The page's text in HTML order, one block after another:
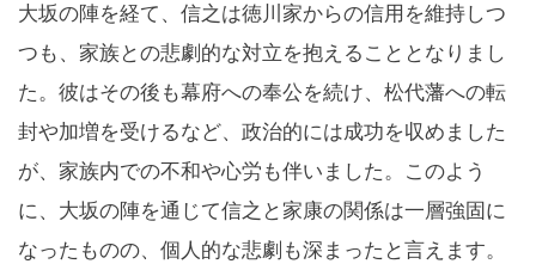
大坂の陣を経て、信之は徳川家からの信用を維持しつ
つも、家族との悲劇的な対立を抱えることとなりまし
た。彼はその後も幕府への奉公を続け、松代藩への転
封や加増を受けるなど、政治的には成功を収めました
が、家族内での不和や心労も伴いました。このよう
に、大坂の陣を通じて信之と家康の関係は一層強固に
なったものの、個人的な悲劇も深まったと言えます。